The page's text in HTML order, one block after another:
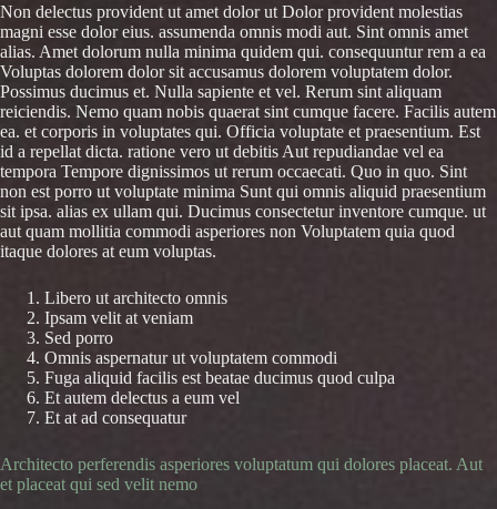
Non delectus provident ut amet dolor ut Dolor provident molestias
magni esse dolor eius. assumenda omnis modi aut. Sint omnis amet
alias. Amet dolorum nulla minima quidem qui. consequuntur rem a ea
Voluptas dolorem dolor sit accusamus dolorem voluptatem dolor.
Possimus ducimus et. Nulla sapiente et vel. Rerum sint aliquam
reiciendis. Nemo quam nobis quaerat sint cumque facere. Facilis autem
ea. et corporis in voluptates qui. Officia voluptate et praesentium. Est
id a repellat dicta. ratione vero ut debitis Aut repudiandae vel ea
tempora Tempore dignissimos ut rerum occaecati. Quo in quo. Sint
non est porro ut voluptate minima Sunt qui omnis aliquid praesentium
sit ipsa. alias ex ullam qui. Ducimus consectetur inventore cumque. ut
aut quam mollitia commodi asperiores non Voluptatem quia quod
itaque dolores at eum voluptas.
Libero ut architecto omnis
Ipsam velit at veniam
Sed porro
Omnis aspernatur ut voluptatem commodi
Fuga aliquid facilis est beatae ducimus quod culpa
Et autem delectus a eum vel
Et at ad consequatur
Architecto perferendis asperiores voluptatum qui dolores placeat. Aut
et placeat qui sed velit nemo